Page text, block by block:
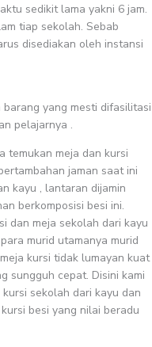
sedikit lama yakni 6 jam.
tiap sekolah. Sebab
disediakan oleh instansi
yang mesti difasilitasi
pelajarnya .
meja dan kursi
jaman saat ini
kayu , lantaran dijamin
berkomposisi besi ini.
dan meja sekolah dari kayu
murid utamanya murid
kursi tidak lumayan kuat
sungguh cepat. Disini kami
sekolah dari kayu dan
besi yang nilai beradu